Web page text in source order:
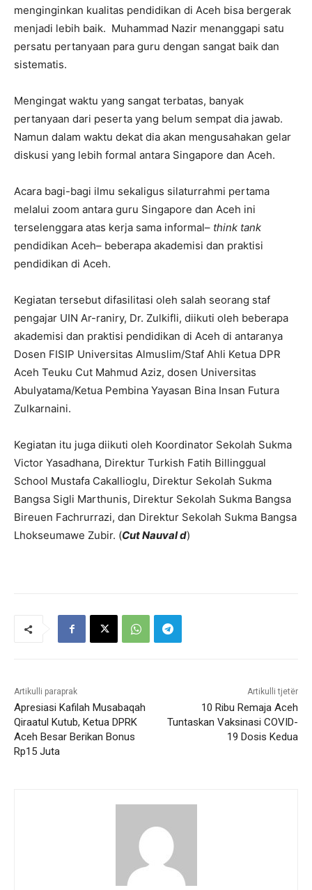
menginginkan kualitas pendidikan di Aceh bisa bergerak
menjadi lebih baik. Muhammad Nazir menanggapi satu
persatu pertanyaan para guru dengan sangat baik dan
sistematis.
Mengingat waktu yang sangat terbatas, banyak
pertanyaan dari peserta yang belum sempat dia jawab.
Namun dalam waktu dekat dia akan mengusahakan gelar
diskusi yang lebih formal antara Singapore dan Aceh.
Acara bagi-bagi ilmu sekaligus silaturrahmi pertama
melalui zoom antara guru Singapore dan Aceh ini
terselenggara atas kerja sama informal– think tank
pendidikan Aceh– beberapa akademisi dan praktisi
pendidikan di Aceh.
Kegiatan tersebut difasilitasi oleh salah seorang staf
pengajar UIN Ar-raniry, Dr. Zulkifli, diikuti oleh beberapa
akademisi dan praktisi pendidikan di Aceh di antaranya
Dosen FISIP Universitas Almuslim/Staf Ahli Ketua DPR
Aceh Teuku Cut Mahmud Aziz, dosen Universitas
Abulyatama/Ketua Pembina Yayasan Bina Insan Futura
Zulkarnaini.
Kegiatan itu juga diikuti oleh Koordinator Sekolah Sukma
Victor Yasadhana, Direktur Turkish Fatih Billinggual
School Mustafa Cakallioglu, Direktur Sekolah Sukma
Bangsa Sigli Marthunis, Direktur Sekolah Sukma Bangsa
Bireuen Fachrurrazi, dan Direktur Sekolah Sukma Bangsa
Lhokseumawe Zubir. (Cut Nauval d)
Artikulli paraprak
Apresiasi Kafilah Musabaqah
Qiraatul Kutub, Ketua DPRK
Aceh Besar Berikan Bonus
Rp15 Juta
Artikulli tjetër
10 Ribu Remaja Aceh
Tuntaskan Vaksinasi COVID-
19 Dosis Kedua